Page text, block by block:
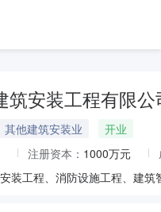
筑安装工程有限公
其他建筑安装业
开业
注册资本： 1000万元